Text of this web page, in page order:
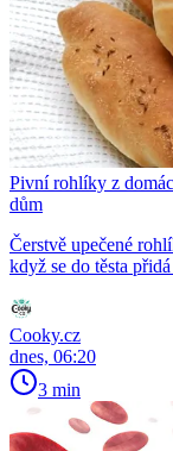
Pivní rohlíky z
dům
Čerstvě upečené
když se do těsta
Cooky.cz
dnes, 06:20
3 min